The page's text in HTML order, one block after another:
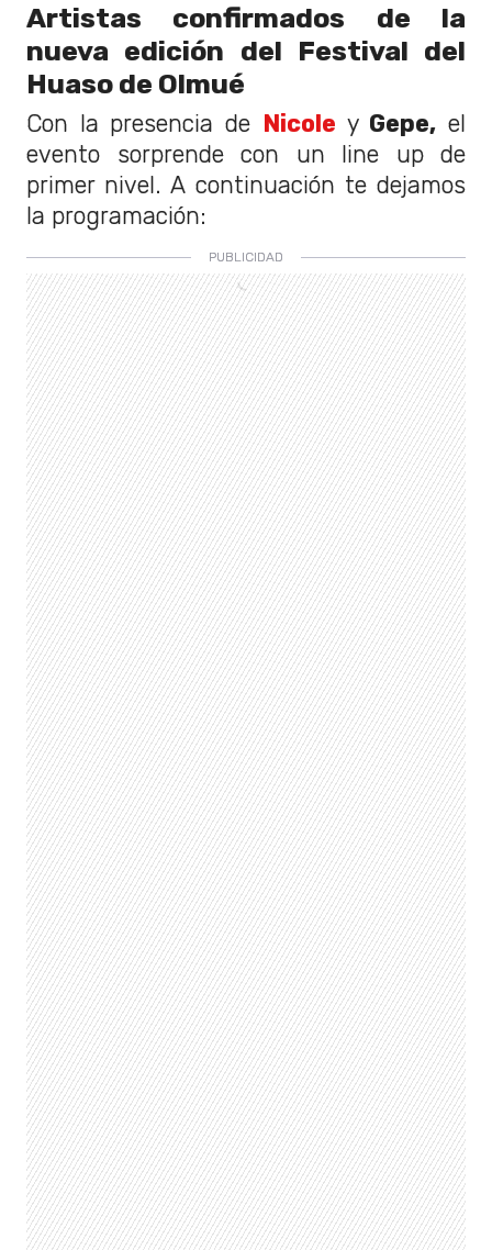
Artistas confirmados de la
nueva edición del Festival del
Huaso de Olmué
Con la presencia de Nicole y Gepe, el
evento sorprende con un line up de
primer nivel. A continuación te dejamos
la programación: